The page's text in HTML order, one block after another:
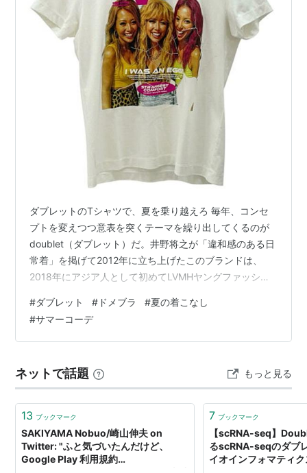
ダブレットのTシャツで、夏を乗り越えろ 毎年、コンセ
プトを変えつつ意表を突くテーマを繰り出してくるのが
doublet（ダブレット）だ。井野将之が「違和感のある日
常着」を掲げて2012年に立ち上げたこのブランドは、
2018年にアジア人として初めてLVMHヤングファッショ
界の視線をずっと集めている。 そのダブレットの2026年
春夏コレクションのテーマは「いただきます」だった。
日本の食前の挨拶に込められた自然・命・作り手への感
レタスのドレスや人参をクロシェで編んだニット、廃棄
される卵殻膜から作った新繊…
#ダブレット # ドメブラ #夏の着こなし
#サマーコーデ
ネットで話題 もっと見る
13 ブックマーク
SAKIYAMA Nobuo/崎山伸夫 on
Twitter: "ふと気づいたんだけど、
Google Play 利用規約
7 ブックマーク
【scRNA-seq】
るscRNA-seqのダブ
イオインフォマティ